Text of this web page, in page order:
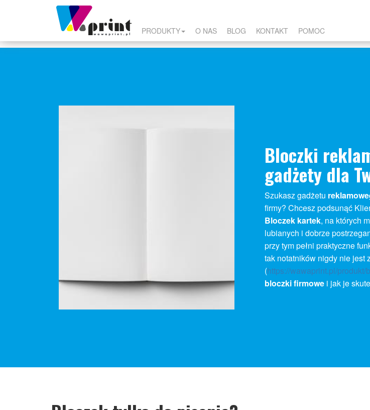
PRODUKTY
O NAS BLOG KONTAKT POMOC
Bloczki
gadżety dla
Szukasz gadżetu
firmy? Chcesz podsunąć
Bloczek kartek, na których
lubianych i dobrze
przy tym pełni praktyczne
tak notatników nigdy nie jest
(https://wawaprint.pl/
bloczki firmowe i jak je